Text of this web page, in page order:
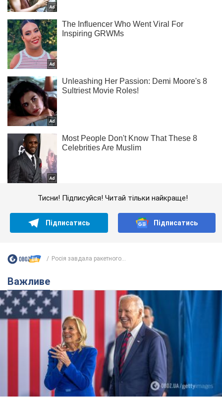
Тисни! Підписуйся! Читай тільки найкраще!
Підписатись Підписатись
Росія завдала ракетного...
Важливе